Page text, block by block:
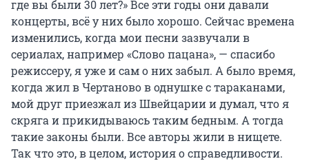
где вы были 30 лет?» Все эти годы они давали
концерты, всё у них было хорошо. Сейчас времена
изменились, когда мои песни зазвучали в
сериалах, например «Слово пацана», — спасибо
режиссеру, я уже и сам о них забыл. А было время,
когда жил в Чертаново в однушке с тараканами,
мой друг приезжал из Швейцарии и думал, что я
скряга и прикидываюсь таким бедным. А тогда
такие законы были. Все авторы жили в нищете.
Так что это, в целом, история о справедливости.